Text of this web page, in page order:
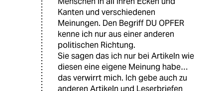
Kanten und verschiedenen
Meinungen. Den Begriff DU OPFER
kenne ich nur aus einer anderen
politischen Richtung.
Sie sagen das ich nur bei Artikeln wie
diesen eine eigene Meinung habe…
das verwirrt mich. Ich gebe auch zu
anderen Artikeln und Leserbriefen